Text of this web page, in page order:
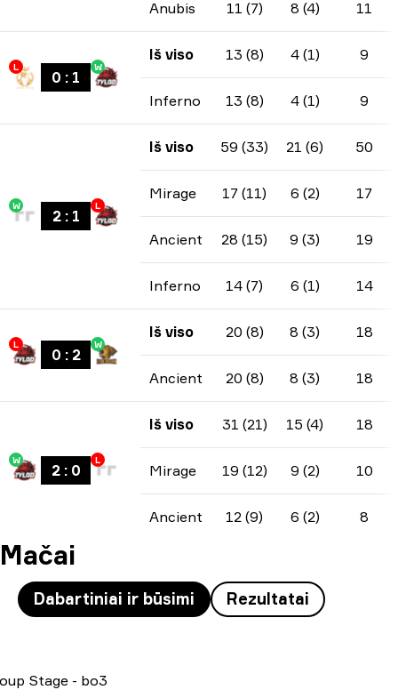
Anubis 11 (7) 8 (4) 11
L
0 : 1
W
Iš viso 13 (8) 4 (1) 9
Inferno 13 (8) 4 (1) 9
W
2: 1
L
Iš viso 59 (33) 21 (6) 50
Mirage 17 (11) 6 (2) 17
Ancient 28 (15) 9 (3) 19
Inferno 14 (7) 6 (1) 14
L
0 : 2
W
Iš viso 20 (8) 8 (3) 18
Ancient 20 (8) 8 (3) 18
W
2: 0
L
Iš viso 31 (21) 15 (4) 18
Mirage 19 (12) 9 (2) 10
Ancient 12 (9) 6 (2) 8
Mačai
Dabartiniai ir būsimi Rezultatai
Stage - bo3